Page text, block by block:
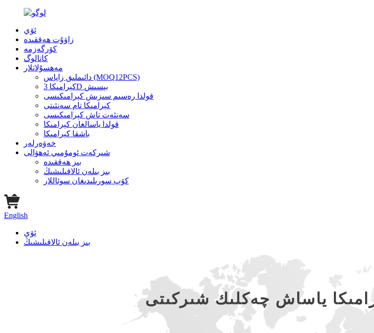
ئۆي
زاۋۇت ھەققىدە
كۆرگەزمە
كاتالوگ
مەھسۇلاتلار
دائىملىق زاپاس (MOQ12PCS)
كېرامىكا 3D بېسىش
قولدا رەسىم سىزىش كېرامىكىسى
كېرامىكا تام سەنئىتى
سەنئەت تاش كېرامىكىسى
قولدا ياسالغان كېرامىكا
باشقا كېرامىكا
خەۋەرلەر
شىركەت ئومۇمىي ئەھۋالى
بىز ھەققىدە
بىز بىلەن ئالاقىلىشىڭ
كۆپ سورىلىدىغان سوئاللار
English
ئۆي
بىز بىلەن ئالاقىلىشىڭ
ياساش چەكلىك شىركىتى